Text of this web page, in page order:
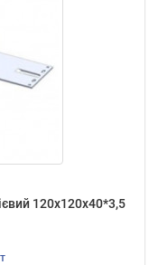
120х120х40*3,5